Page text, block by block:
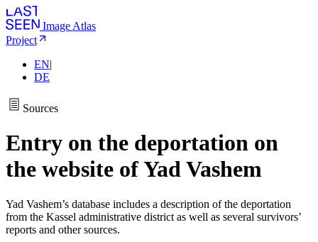
Image Atlas
Project
EN|
DE
Sources
Entry on the deportation on
the website of Yad Vashem
Yad Vashem’s database includes a description of the deportation
from the Kassel administrative district as well as several survivors’
reports and other sources.